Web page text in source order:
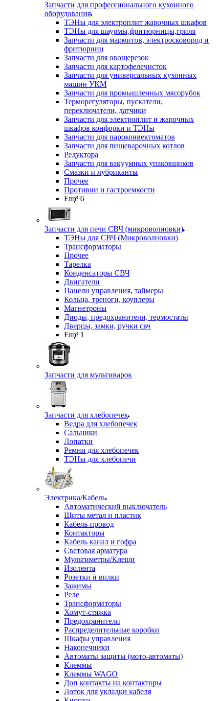
Запчасти для профессионального кухонного
оборудования
ТЭНы для электроплит жарочных шкафов
ТЭНы для шаурмы,фритюрницы,гриля
Запчасти для мармитов, электросковород и
фритюрниц
Запчасти для овощерезок
Запчасти для картофелечисток
Запчасти для универсальных кухонных
машин УКМ
Запчасти для промышленных мясорубок
Терморегуляторы, пускатели,
переключатели, датчики
Запчасти для электроплит и жарочных
шкафов конфорки и ТЭНы
Запчасти для пароконвектоматов
Запчасти для пищеварочных котлов
Редуктора
Запчасти для вакуумных упаковщиков
Смазки и лубриканты
Прочее
Противни и гастроемкости
Ещё 6
Запчасти для печи СВЧ (микроволновки)
ТЭНы для СВЧ (Микроволновки)
Трансформаторы
Прочее
Тарелка
Конденсаторы СВЧ
Двигатели
Панели управления, таймеры
Кольца, треноги, коуплеры
Магнетроны
Диоды, предохранители, термостаты
Дверцы, замки, ручки свч
Ещё 1
Запчасти для мультиварок
Запчасти для хлебопечек
Ведра для хлебопечек
Сальники
Лопатки
Ремни для хлебопечек
ТЭНы для хлебопечи
Электрика/Кабель
Автоматический выключатель
Щиты метал и пластик
Кабель-провод
Контакторы
Кабель канал и гофра
Световая арматура
Мультиметры/Клещи
Изолента
Розетки и вилки
Зажимы
Реле
Трансформаторы
Хомут-стяжка
Предохранители
Распределительные коробки
Шкафы управления
Наконечники
Автоматы защиты (мото-автоматы)
Клеммы
Клеммы WAGO
Доп контакты на контакторы
Лоток для укладки кабеля